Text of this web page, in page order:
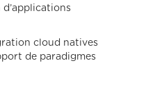
cloud natives
de paradigmes